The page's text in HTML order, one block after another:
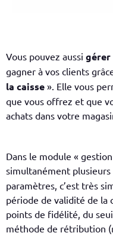
Vous pouvez aussi gérer
gagner à vos clients
la caisse ». Elle vous
que vous offrez et que
achats dans votre
Dans le module «
simultanément plusieurs
paramètres, c’est très
période de validité de la
points de fidélité, du
méthode de rétribution